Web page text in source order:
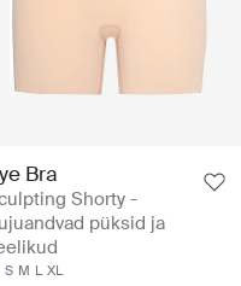
Bra
Shorty -
püksid ja
S M L XL